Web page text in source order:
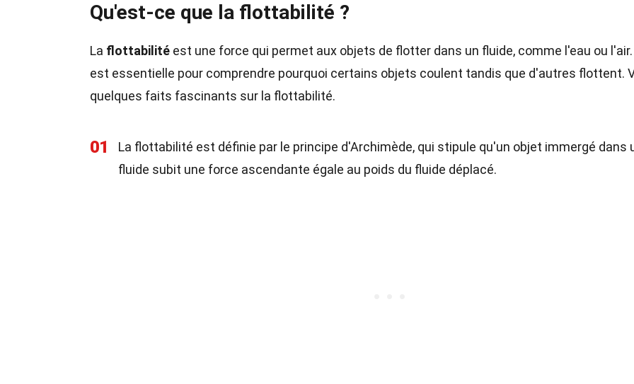
Qu'est-ce que la flottabilité ?
La flottabilité est une force qui permet aux objets de flotter dans un fluide, comme l'eau ou l'air.
est essentielle pour comprendre pourquoi certains objets coulent tandis que d'autres flottent.
quelques faits fascinants sur la flottabilité.
01
La flottabilité est définie par le principe d'Archimède, qui stipule qu'un objet immergé dans
fluide subit une force ascendante égale au poids du fluide déplacé.